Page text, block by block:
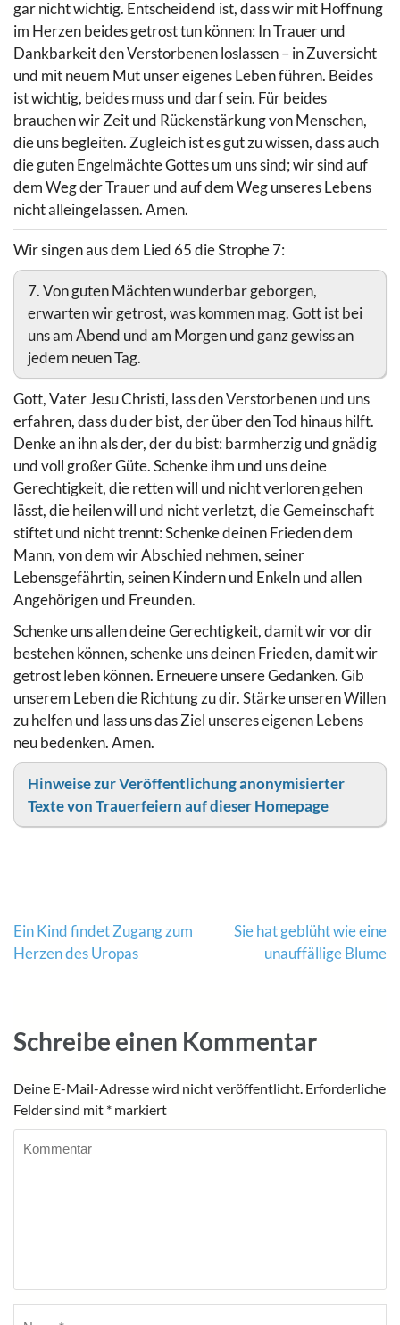
gar nicht wichtig. Entscheidend ist, dass wir mit Hoffnung
im Herzen beides getrost tun können: In Trauer und
Dankbarkeit den Verstorbenen loslassen – in Zuversicht
und mit neuem Mut unser eigenes Leben führen. Beides
ist wichtig, beides muss und darf sein. Für beides
brauchen wir Zeit und Rückenstärkung von Menschen,
die uns begleiten. Zugleich ist es gut zu wissen, dass auch
die guten Engelmächte Gottes um uns sind; wir sind auf
dem Weg der Trauer und auf dem Weg unseres Lebens
nicht alleingelassen. Amen.
Wir singen aus dem Lied 65 die Strophe 7:
7. Von guten Mächten wunderbar geborgen,
erwarten wir getrost, was kommen mag. Gott ist bei
uns am Abend und am Morgen und ganz gewiss an
jedem neuen Tag.
Gott, Vater Jesu Christi, lass den Verstorbenen und uns
erfahren, dass du der bist, der über den Tod hinaus hilft.
Denke an ihn als der, der du bist: barmherzig und gnädig
und voll großer Güte. Schenke ihm und uns deine
Gerechtigkeit, die retten will und nicht verloren gehen
lässt, die heilen will und nicht verletzt, die Gemeinschaft
stiftet und nicht trennt: Schenke deinen Frieden dem
Mann, von dem wir Abschied nehmen, seiner
Lebensgefährtin, seinen Kindern und Enkeln und allen
Angehörigen und Freunden.
Schenke uns allen deine Gerechtigkeit, damit wir vor dir
bestehen können, schenke uns deinen Frieden, damit wir
getrost leben können. Erneuere unsere Gedanken. Gib
unserem Leben die Richtung zu dir. Stärke unseren Willen
zu helfen und lass uns das Ziel unseres eigenen Lebens
neu bedenken. Amen.
Hinweise zur Veröffentlichung anonymisierter
Texte von Trauerfeiern auf dieser Homepage
Beitragsnavigation
Ein Kind findet Zugang zum
Herzen des Uropas
Sie hat geblüht wie eine
unauffällige Blume
Schreibe einen Kommentar
Deine E-Mail-Adresse wird nicht veröffentlicht. Erforderliche
Felder sind mit * markiert